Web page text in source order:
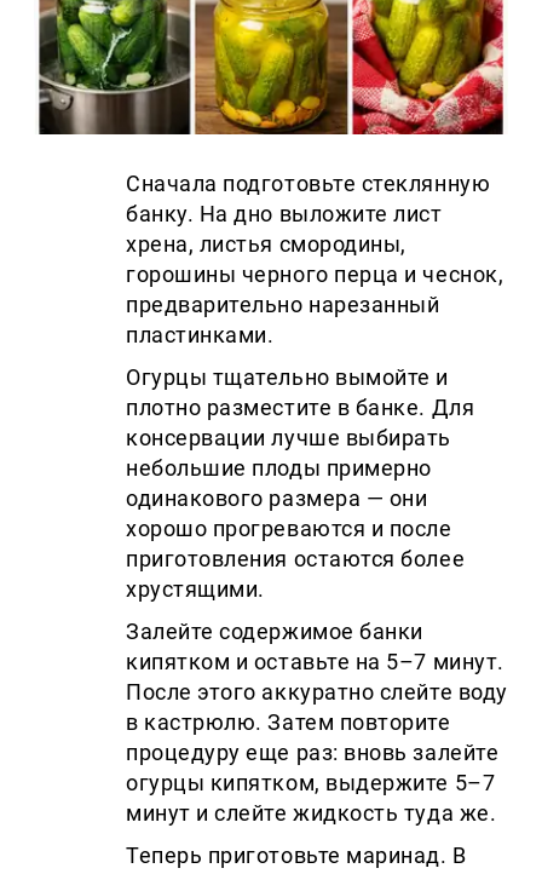
Сначала подготовьте стеклянную
банку. На дно выложите лист
хрена, листья смородины,
горошины черного перца и чеснок,
предварительно нарезанный
пластинками.
Огурцы тщательно вымойте и
плотно разместите в банке. Для
консервации лучше выбирать
небольшие плоды примерно
одинакового размера — они
хорошо прогреваются и после
приготовления остаются более
хрустящими.
Залейте содержимое банки
кипятком и оставьте на 5–7 минут.
После этого аккуратно слейте воду
в кастрюлю. Затем повторите
процедуру еще раз: вновь залейте
огурцы кипятком, выдержите 5–7
минут и слейте жидкость туда же.
Теперь приготовьте маринад. В